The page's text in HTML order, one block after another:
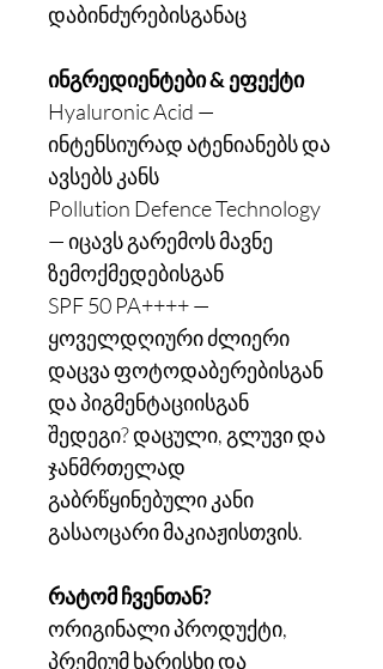
დაბინძურებისგანაც
ინგრედიენტები & ეფექტი
Hyaluronic Acid —
ინტენსიურად ატენიანებს და
ავსებს კანს
Pollution Defence Technology
— იცავს გარემოს მავნე
ზემოქმედებისგან
SPF 50 PA++++ —
ყოველდღიური ძლიერი
დაცვა ფოტოდაბერებისგან
და პიგმენტაციისგან
შედეგი? დაცული, გლუვი და
ჯანმრთელად
გაბრწყინებული კანი
გასაოცარი მაკიაჟისთვის.
რატომ ჩვენთან?
ორიგინალი პროდუქტი,
პრემიუმ ხარისხი და